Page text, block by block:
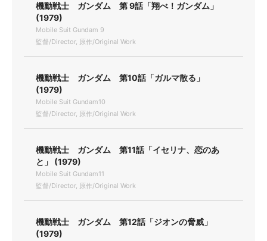
機動戦士 ガンダム 第 9話「翔べ！ガンダム」
(1979)
Mobile Suit Gundam 9
監督/Director, 原作/Original Work
機動戦士 ガンダム 第10話「ガルマ散る」
(1979)
Mobile Suit Gundam10
監督/Director, 原作/Original Work
機動戦士 ガンダム 第11話「イセリナ、恋のあ
と」 (1979)
Mobile Suit Gundam11
監督/Director, 原作/Original Work
機動戦士 ガンダム 第12話「ジオンの脅威」
(1979)